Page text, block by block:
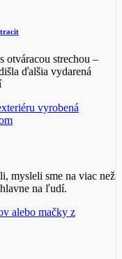
otváracou strechou –
ďalšia vydarená
mysleli sme na viac než
na ľudí.